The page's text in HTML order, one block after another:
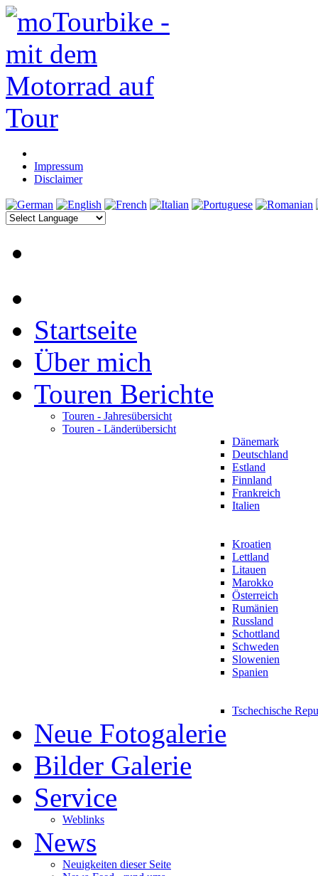
Impressum
Disclaimer
Startseite
Über mich
Touren Berichte
Touren - Jahresübersicht
Touren - Länderübersicht
Dänemark
Deutschland
Estland
Finnland
Frankreich
Italien
Kroatien
Lettland
Litauen
Marokko
Österreich
Rumänien
Russland
Schottland
Schweden
Slowenien
Spanien
Tschechische
Neue Fotogalerie
Bilder Galerie
Service
Weblinks
News
Neuigkeiten dieser Seite